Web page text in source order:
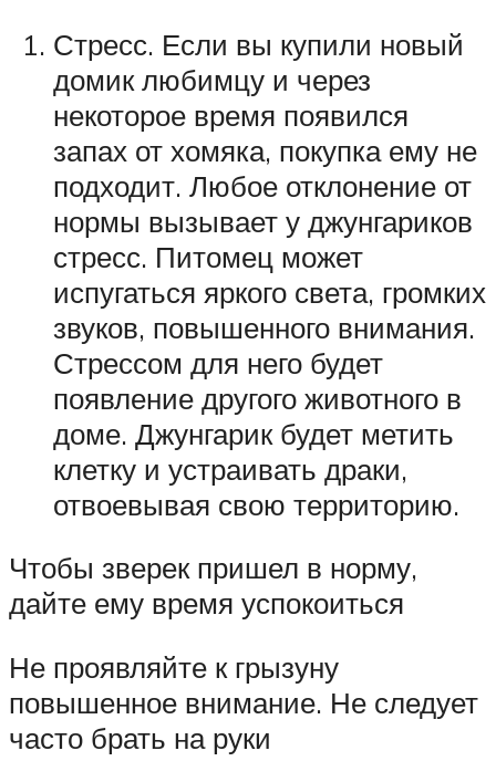
Стресс. Если вы купили новый
домик любимцу и через
некоторое время появился
запах от хомяка, покупка ему не
подходит. Любое отклонение от
нормы вызывает у джунгариков
стресс. Питомец может
испугаться яркого света, громких
звуков, повышенного внимания.
Стрессом для него будет
появление другого животного в
доме. Джунгарик будет метить
клетку и устраивать драки,
отвоевывая свою территорию.
Чтобы зверек пришел в норму,
дайте ему время успокоиться
Не проявляйте к грызуну
повышенное внимание. Не следует
часто брать на руки